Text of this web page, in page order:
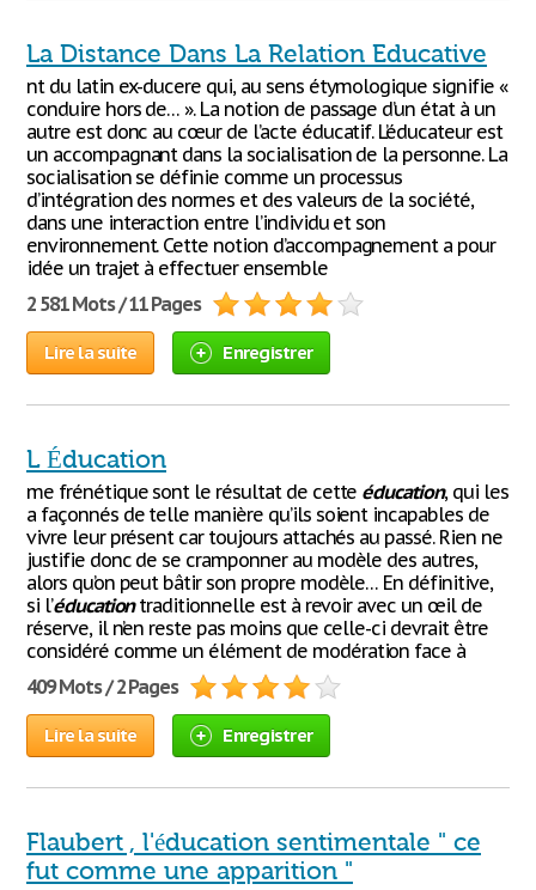
La Distance Dans La Relation Educative
nt du latin ex-ducere qui, au sens étymologique signifie «
conduire hors de… ». La notion de passage d’un état à un
autre est donc au cœur de l’acte éducatif. L’éducateur est
un accompagnant dans la socialisation de la personne. La
socialisation se définie comme un processus
d’intégration des normes et des valeurs de la société,
dans une interaction entre l’individu et son
environnement. Cette notion d’accompagnement a pour
idée un trajet à effectuer ensemble
2 581 Mots / 11 Pages
Lire la suite Enregistrer
L Éducation
me frénétique sont le résultat de cette éducation, qui les
a façonnés de telle manière qu’ils soient incapables de
vivre leur présent car toujours attachés au passé. Rien ne
justifie donc de se cramponner au modèle des autres,
alors qu’on peut bâtir son propre modèle… En définitive,
si l’éducationtraditionnelle est à revoir avec un œil de
réserve, il n’en reste pas moins que celle-ci devrait être
considéré comme un élément de modération face à
409 Mots / 2 Pages
Lire la suite Enregistrer
Flaubert , l'éducation sentimentale " ce
fut comme une apparition "